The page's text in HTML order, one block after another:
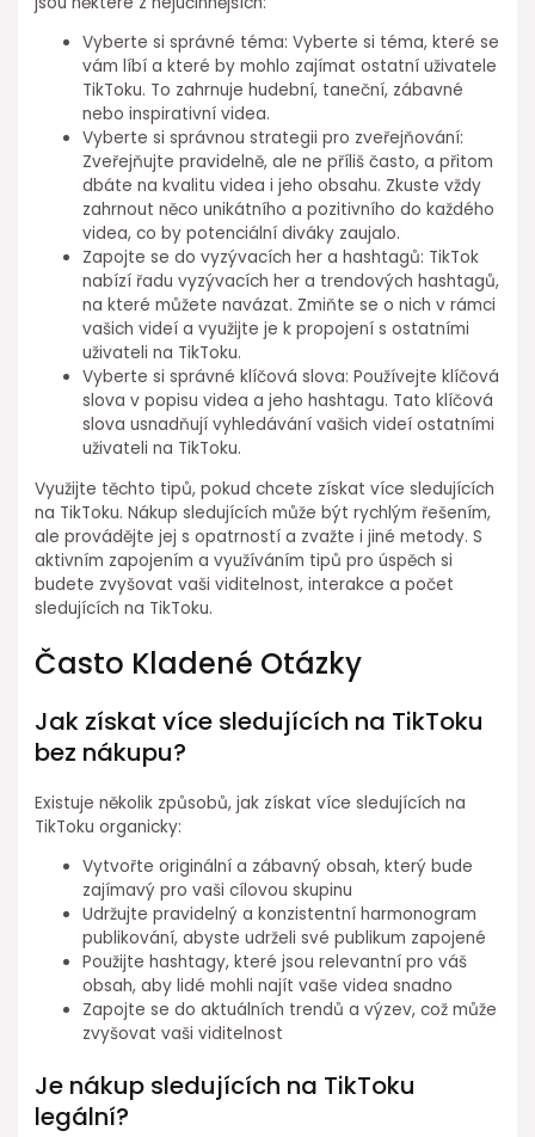
Vyberte si správné téma: Vyberte si téma, které se
vám líbí a které by mohlo zajímat ostatní uživatele
TikToku. To zahrnuje hudební, taneční, zábavné
nebo inspirativní videa.
Vyberte si správnou strategii pro zveřejňování:
Zveřejňujte pravidelně, ale ne příliš často, a přitom
dbáte na kvalitu videa i jeho obsahu. Zkuste vždy
zahrnout něco unikátního a pozitivního do každého
videa, co by potenciální diváky zaujalo.
Zapojte se do vyzývacích her a hashtagů: TikTok
nabízí řadu vyzývacích her a trendových hashtagů,
na které můžete navázat. Zmiňte se o nich v rámci
vašich videí a využijte je k propojení s ostatními
uživateli na TikToku.
Vyberte si správné klíčová slova: Používejte klíčová
slova v popisu videa a jeho hashtagu. Tato klíčová
slova usnadňují vyhledávání vašich videí ostatními
uživateli na TikToku.
Využijte těchto tipů, pokud chcete získat více sledujících
na TikToku. Nákup sledujících může být rychlým řešením,
ale provádějte jej s opatrností a zvažte i jiné metody. S
aktivním zapojením a využíváním tipů pro úspěch si
budete zvyšovat vaši viditelnost, interakce a počet
sledujících na TikToku.
Často Kladené Otázky
Jak získat více sledujících na TikToku
bez nákupu?
Existuje několik způsobů, jak získat více sledujících na
TikToku organicky:
Vytvořte originální a zábavný obsah, který bude
zajímavý pro vaši cílovou skupinu
Udržujte pravidelný a konzistentní harmonogram
publikování, abyste udrželi své publikum zapojené
Použijte hashtagy, které jsou relevantní pro váš
obsah, aby lidé mohli najít vaše videa snadno
Zapojte se do aktuálních trendů a výzev, což může
zvyšovat vaši viditelnost
Je nákup sledujících na TikToku
legální?